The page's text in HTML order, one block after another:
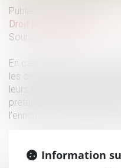
Publié le :
Droit immobilier
Source :
En cas de résolution de la
les acheteurs, qui ont
leurs risques et périls des
prétendre à leur
l’enrichissement sans
Information